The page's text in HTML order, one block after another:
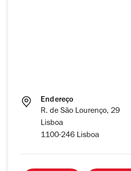
Endereço
R. de São Lourenço, 29
Lisboa
1100-246 Lisboa